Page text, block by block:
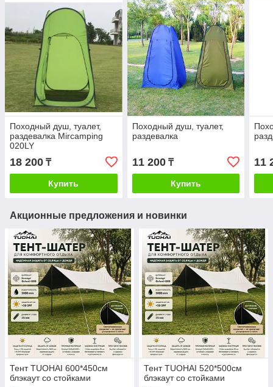
Походный душ, туалет,
раздевалка Mircamping
020LY
18 200 ₸
Купить
Походный душ, туалет,
раздевалка
11 200₸
Купить
11
Акционные предложения и новинки
Тент TUOHAI 600*450см
блэкаут со стойками
Тент TUOHAI 520*500см
блэкаут со стойками